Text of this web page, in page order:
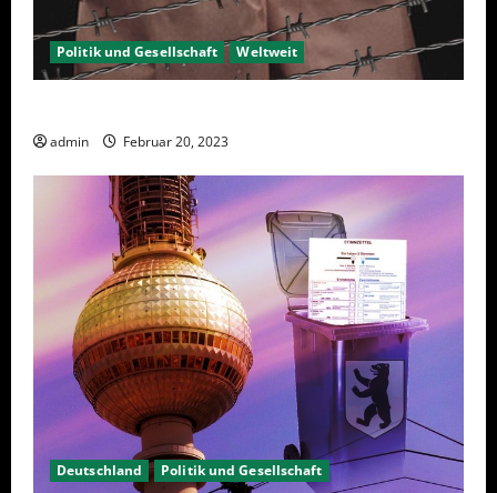
Politik und Gesellschaft Weltweit
admin Februar 20, 2023
Deutschland Politik und Gesellschaft